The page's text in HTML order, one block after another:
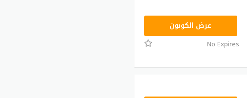
HELLO50عرض الكوبون
No Expires